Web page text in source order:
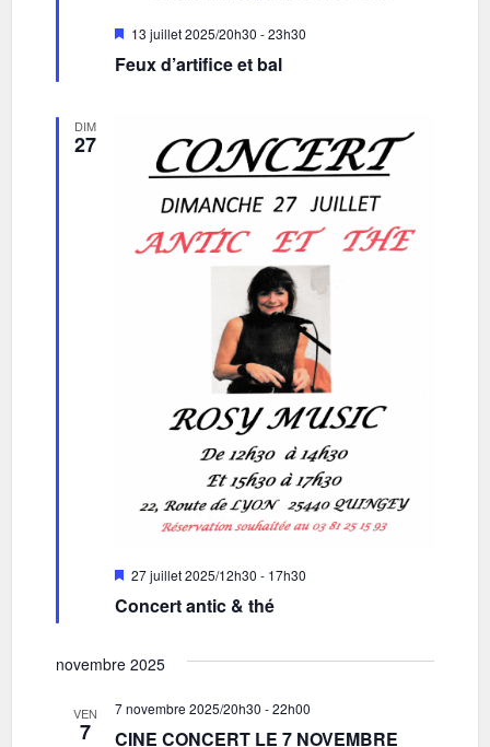
Feux d’artifice et bal
Mis
avant
13 juillet 2025/20h30 -23h30
DIM
27
Concert antic & thé
Mis
avant
27 juillet 2025/12h30 - 17h30
novembre 2025
VEN
7
CINE CONCERT LE 7 NOVEMBRE
7 novembre 2025/20h30 -22h00